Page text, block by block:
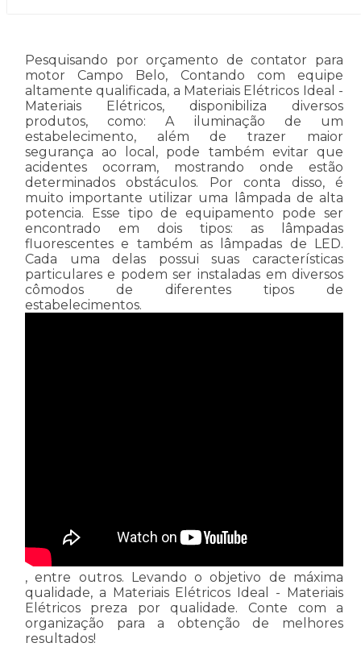
Pesquisando por orçamento de contator para
motor Campo Belo, Contando com equipe
altamente qualificada, a Materiais Elétricos Ideal -
Materiais Elétricos, disponibiliza diversos
produtos, como: A iluminação de um
estabelecimento, além de trazer maior
segurança ao local, pode também evitar que
acidentes ocorram, mostrando onde estão
determinados obstáculos. Por conta disso, é
muito importante utilizar uma lâmpada de alta
potencia. Esse tipo de equipamento pode ser
encontrado em dois tipos: as lâmpadas
fluorescentes e também as lâmpadas de LED.
Cada uma delas possui suas características
particulares e podem ser instaladas em diversos
cômodos de diferentes tipos de
estabelecimentos.
, entre outros. Levando o objetivo de máxima
qualidade, a Materiais Elétricos Ideal - Materiais
Elétricos preza por qualidade. Conte com a
organização para a obtenção de melhores
resultados!